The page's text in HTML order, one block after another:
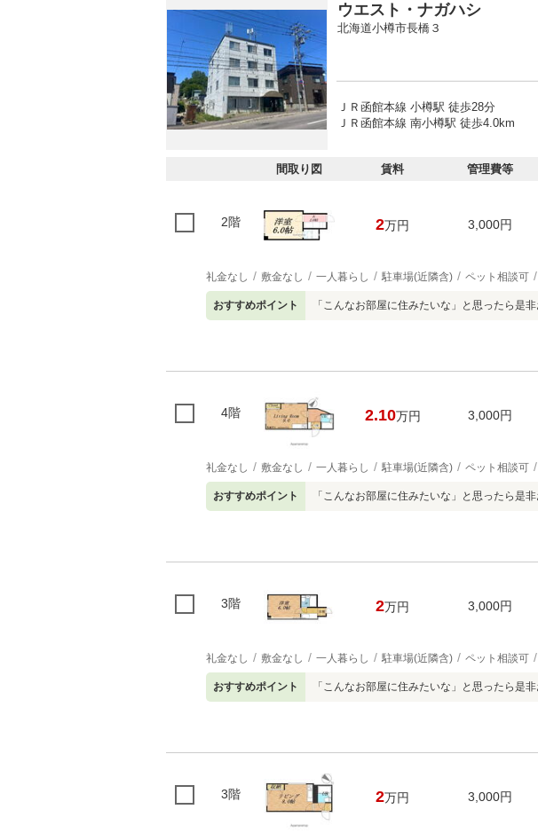
ウエスト・ナガハシ
北海道小樽市長橋３
ＪＲ函館本線 小樽駅 徒歩28分
ＪＲ函館本線 南小樽駅 徒歩4.0km
間取り図 賃料 管理費等
2階 2万円 3,000円
礼金なし 敷金なし 一人暮らし 駐車場(近隣含) ペット相談可
おすすめポイント 「こんなお部屋に住みたいな」と思ったら是
4階 2.10万円 3,000円
礼金なし 敷金なし 一人暮らし 駐車場(近隣含) ペット相談可
おすすめポイント 「こんなお部屋に住みたいな」と思ったら是
3階 2万円 3,000円
礼金なし 敷金なし 一人暮らし 駐車場(近隣含) ペット相談可
おすすめポイント 「こんなお部屋に住みたいな」と思ったら是
3階 2万円 3,000円